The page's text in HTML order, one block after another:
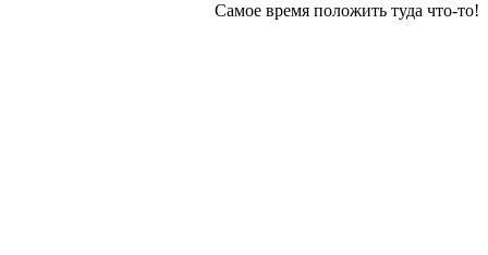
Самое время положить туда что-то!